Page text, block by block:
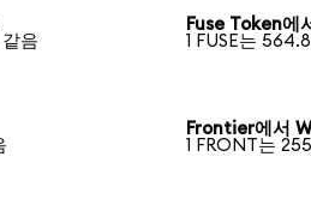
같음
Fuse Token
1 FUSE는
Frontier에서
1 FRONT는